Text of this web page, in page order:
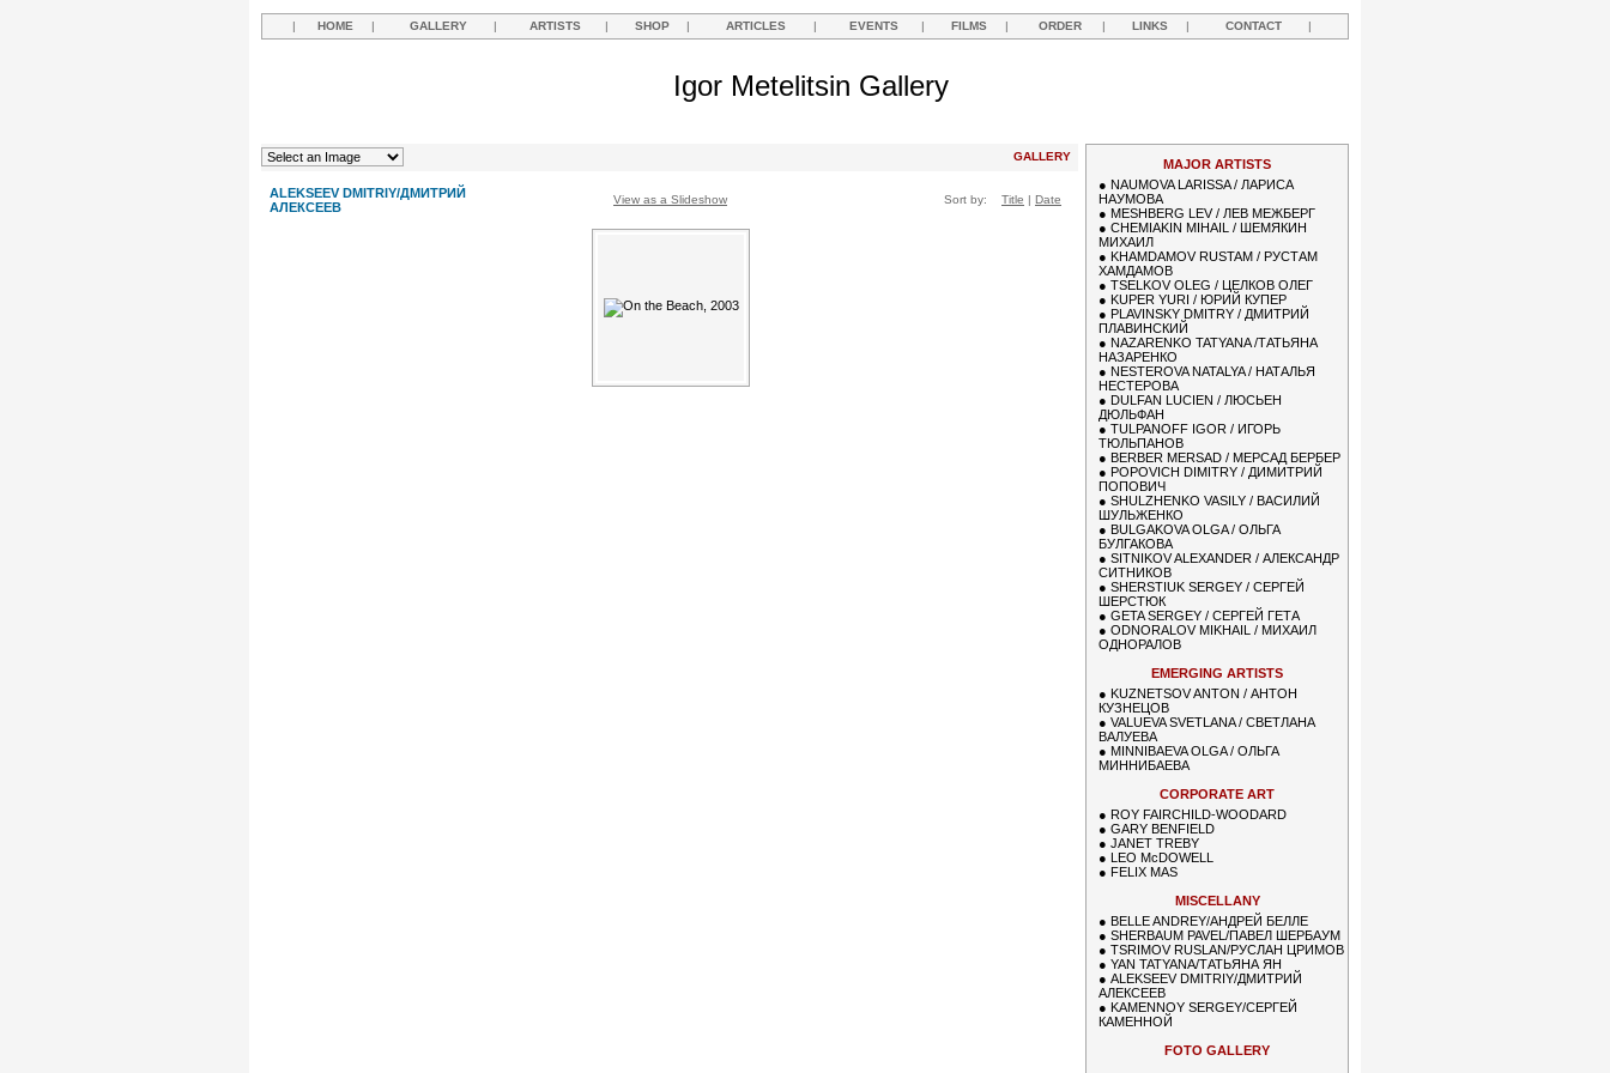
| HOME | GALLERY | ARTISTS | SHOP | ARTICLES | EVENTS | FILMS | ORDER | LINKS | CONTACT |
Igor Metelitsin Gallery
GALLERY
ALEKSEEV DMITRIY/ДМИТРИЙ
АЛЕКСЕЕВ
View as a Slideshow Sort by: Title | Date
MAJOR ARTISTS
● NAUMOVA LARISSA / ЛАРИСА
НАУМОВА
● MESHBERG LEV / ЛЕВ МЕЖБЕРГ
● CHEMIAKIN MIHAIL / ШЕМЯКИН
МИХАИЛ
● KHAMDAMOV RUSTAM / РУСТАМ
ХАМДАМОВ
● TSELKOV OLEG / ЦЕЛКОВ ОЛЕГ
● KUPER YURI / ЮРИЙ КУПЕР
● PLAVINSKY DMITRY / ДМИТРИЙ
ПЛАВИНСКИЙ
● NAZARENKO TATYANA /ТАТЬЯНА
НАЗАРЕНКО
● NESTEROVA NATALYA / НАТАЛЬЯ
НЕСТЕРОВА
● DULFAN LUCIEN / ЛЮСЬЕН
ДЮЛЬФАН
● TULPANOFF IGOR / ИГОРЬ
ТЮЛЬПАНОВ
● BERBER MERSAD / МЕРСАД БЕРБЕР
● POPOVICH DIMITRY / ДИМИТРИЙ
ПОПОВИЧ
● SHULZHENKO VASILY / ВАСИЛИЙ
ШУЛЬЖЕНКО
● BULGAKOVA OLGA / ОЛЬГА
БУЛГАКОВА
● SITNIKOV ALEXANDER / АЛЕКСАНДР
СИТНИКОВ
● SHERSTIUK SERGEY / СЕРГЕЙ
ШЕРСТЮК
● GETA SERGEY / СЕРГЕЙ ГЕТА
● ODNORALOV MIKHAIL / МИХАИЛ
ОДНОРАЛОВ
EMERGING ARTISTS
● KUZNETSOV ANTON / АНТОН
КУЗНЕЦОВ
● VALUEVA SVETLANA / СВЕТЛАНА
ВАЛУЕВА
● MINNIBAEVA OLGA / ОЛЬГА
МИННИБАЕВА
CORPORATE ART
● ROY FAIRCHILD-WOODARD
● GARY BENFIELD
● JANET TREBY
● LEO McDOWELL
● FELIX MAS
MISCELLANY
● BELLE ANDREY/АНДРЕЙ БЕЛЛЕ
● SHERBAUM PAVEL/ПАВЕЛ ШЕРБАУМ
● TSRIMOV RUSLAN/РУСЛАН ЦРИМОВ
● YAN TATYANA/ТАТЬЯНА ЯН
● ALEKSEEV DMITRIY/ДМИТРИЙ
АЛЕКСЕЕВ
● KAMENNOY SERGEY/СЕРГЕЙ
КАМЕННОЙ
FOTO GALLERY